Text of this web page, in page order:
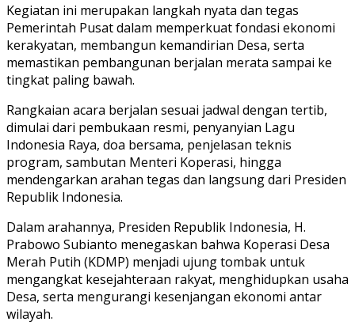
Kegiatan ini merupakan langkah nyata dan tegas
Pemerintah Pusat dalam memperkuat fondasi ekonomi
kerakyatan, membangun kemandirian Desa, serta
memastikan pembangunan berjalan merata sampai ke
tingkat paling bawah.
Rangkaian acara berjalan sesuai jadwal dengan tertib,
dimulai dari pembukaan resmi, penyanyian Lagu
Indonesia Raya, doa bersama, penjelasan teknis
program, sambutan Menteri Koperasi, hingga
mendengarkan arahan tegas dan langsung dari Presiden
Republik Indonesia.
Dalam arahannya, Presiden Republik Indonesia, H.
Prabowo Subianto menegaskan bahwa Koperasi Desa
Merah Putih (KDMP) menjadi ujung tombak untuk
mengangkat kesejahteraan rakyat, menghidupkan usaha
Desa, serta mengurangi kesenjangan ekonomi antar
wilayah.